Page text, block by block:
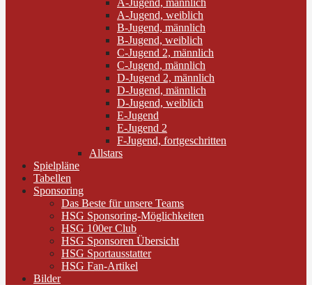
A-Jugend, männlich
A-Jugend, weiblich
B-Jugend, männlich
B-Jugend, weiblich
C-Jugend 2, männlich
C-Jugend, männlich
D-Jugend 2, männlich
D-Jugend, männlich
D-Jugend, weiblich
E-Jugend
E-Jugend 2
F-Jugend, fortgeschritten
Allstars
Spielpläne
Tabellen
Sponsoring
Das Beste für unsere Teams
HSG Sponsoring-Möglichkeiten
HSG 100er Club
HSG Sponsoren Übersicht
HSG Sportausstatter
HSG Fan-Artikel
Bilder